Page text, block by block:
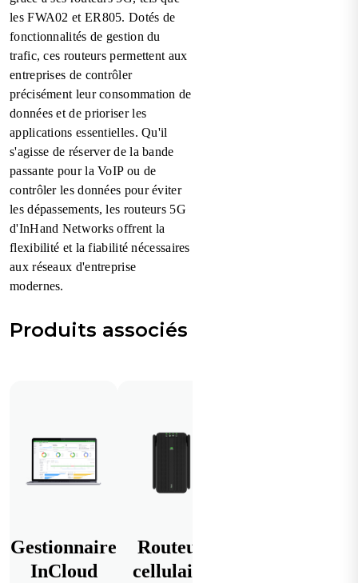
les FWA02 et ER805. Dotés de
fonctionnalités de gestion du
trafic, ces routeurs permettent aux
entreprises de contrôler
précisément leur consommation de
données et de prioriser les
applications essentielles. Qu'il
s'agisse de réserver de la bande
passante pour la VoIP ou de
contrôler les données pour éviter
les dépassements, les routeurs 5G
d'InHand Networks offrent la
flexibilité et la fiabilité nécessaires
aux réseaux d'entreprise
modernes.
Produits associés
Gestionnaire
InCloud
Routeur
cellulaire